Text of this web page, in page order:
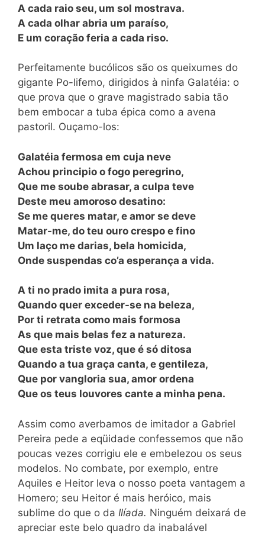
A cada raio seu, um sol mostrava.
A cada olhar abria um paraíso,
E um coração feria a cada riso.
Perfeitamente bucólicos são os queixumes do
gigante Po-lifemo, dirigidos à ninfa Galatéia: o
que prova que o grave magistrado sabia tão
bem embocar a tuba épica como a avena
pastoril. Ouçamo-los:
Galatéia fermosa em cuja neve
Achou principio o fogo peregrino,
Que me soube abrasar, a culpa teve
Deste meu amoroso desatino:
Se me queres matar, e amor se deve
Matar-me, do teu ouro crespo e fino
Um laço me darias, bela homicida,
Onde suspendas co’a esperança a vida.
A ti no prado imita a pura rosa,
Quando quer exceder-se na beleza,
Por ti retrata como mais formosa
As que mais belas fez a natureza.
Que esta triste voz, que é só ditosa
Quando a tua graça canta, e gentileza,
Que por vangloria sua, amor ordena
Que os teus louvores cante a minha pena.
Assim como averbamos de imitador a Gabriel
Pereira pede a eqüidade confessemos que não
poucas vezes corrigiu ele e embelezou os seus
modelos. No combate, por exemplo, entre
Aquiles e Heitor leva o nosso poeta vantagem a
Homero; seu Heitor é mais heróico, mais
sublime do que o da Ilíada. Ninguém deixará de
apreciar este belo quadro da inabalável